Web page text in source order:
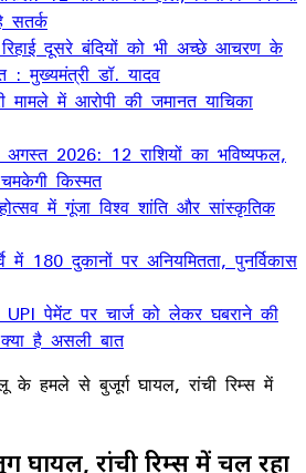
दूसरे बंदियों को भी अच्छे आचरण के
: मुख्यमंत्री डॉ. यादव
मामले में आरोपी की जमानत याचिका
2026: 12 राशियों का भविष्यफल,
किस्मत
में गूंजा विश्व शांति और सांस्कृतिक
में 180 दुकानों पर अनियमितता, पुनर्विकास
पेमेंट पर चार्ज को लेकर घबराने की
है असली बात
के हमले से बुजूर्ग घायल, रांची रिम्स में
घायल, रांची रिम्स में चल रहा